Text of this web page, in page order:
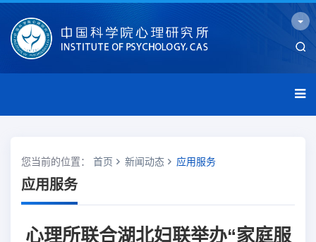
您当前的位置： 首页 新闻动态 应用服务
应用服务
心理所联合湖北妇联举办“家庭服